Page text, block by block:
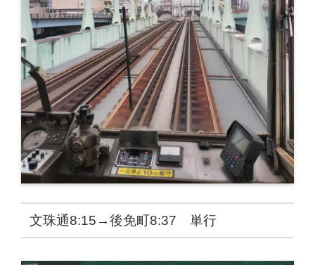
文珠通8:15→後免町8:37 単行